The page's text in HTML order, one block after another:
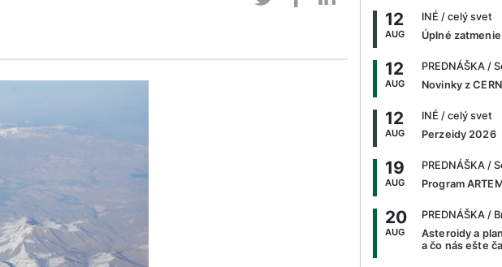
12
AUG
INÉ / celý svet
Úplné
12
AUG
PREDNÁŠKA /
Novinky z
12
AUG
INÉ / celý svet
Perzeidy 2026
19
AUG
PREDNÁŠKA /
Program
20
AUG
PREDNÁŠKA /
Asteroidy a
a čo nás ešte